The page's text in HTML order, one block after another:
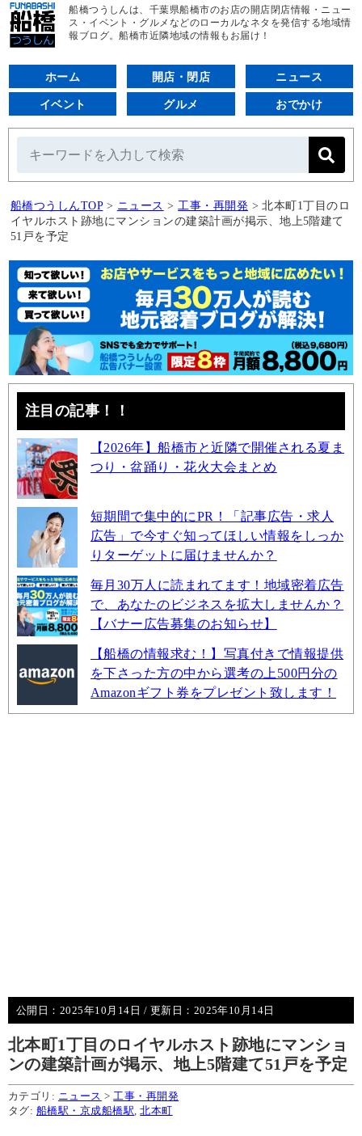
船橋つうしんは、千葉県船橋市のお店の開店閉店情報・ニュー
ス・イベント・グルメなどのローカルなネタを発信する地域情
報ブログ。船橋市近隣地域の情報もお届け！
ホーム 開店・閉店 ニュース
イベント グルメ おでかけ
船橋つうしんTOP > ニュース > 工事・再開発 > 北本町1丁目のロ
イヤルホスト跡地にマンションの建築計画が掲示、地上5階建て
51戸を予定
注目の記事！！
【2026年】船橋市と近隣で開催される夏ま
つり・盆踊り・花火大会まとめ
短期間で集中的にPR！「記事広告・求人
広告」で今すぐ知ってほしい情報をしっか
りターゲットに届けませんか？
毎月30万人に読まれてます！地域密着広告
で、あなたのビジネスを拡大しませんか？
【バナー広告募集のお知らせ】
【船橋の情報求む！】写真付きで情報提供
を下さった方の中から選考の上500円分の
Amazonギフト券をプレゼント致します！
公開日： 2025年10月14日 / 更新日： 2025年10月14日
北本町1丁目のロイヤルホスト跡地にマンショ
ンの建築計画が掲示、地上5階建て51戸を予定
カテゴリ: ニュース > 工事・再開発
タグ: 船橋駅・京成船橋駅 ,北本町